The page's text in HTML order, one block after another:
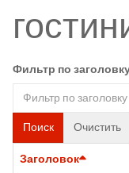
Фильтр по
Поиск Очистить
Заголовок